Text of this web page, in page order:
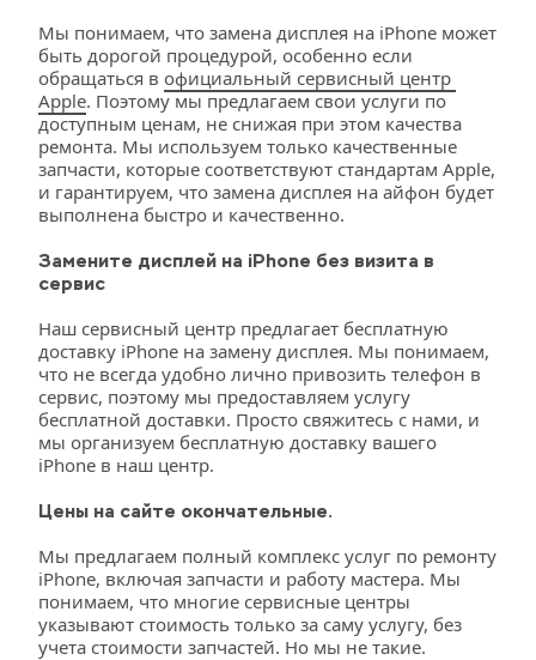
Мы понимаем, что замена дисплея на iPhone может
быть дорогой процедурой, особенно если
обращаться в официальный сервисный центр
Apple. Поэтому мы предлагаем свои услуги по
доступным ценам, не снижая при этом качества
ремонта. Мы используем только качественные
запчасти, которые соответствуют стандартам Apple,
и гарантируем, что замена дисплея на айфон будет
выполнена быстро и качественно.
Замените дисплей на iPhone без визита в
сервис
Наш сервисный центр предлагает бесплатную
доставку iPhone на замену дисплея. Мы понимаем,
что не всегда удобно лично привозить телефон в
сервис, поэтому мы предоставляем услугу
бесплатной доставки. Просто свяжитесь с нами, и
мы организуем бесплатную доставку вашего
iPhone в наш центр.
Цены на сайте окончательные.
Мы предлагаем полный комплекс услуг по ремонту
iPhone, включая запчасти и работу мастера. Мы
понимаем, что многие сервисные центры
указывают стоимость только за саму услугу, без
учета стоимости запчастей. Но мы не такие.